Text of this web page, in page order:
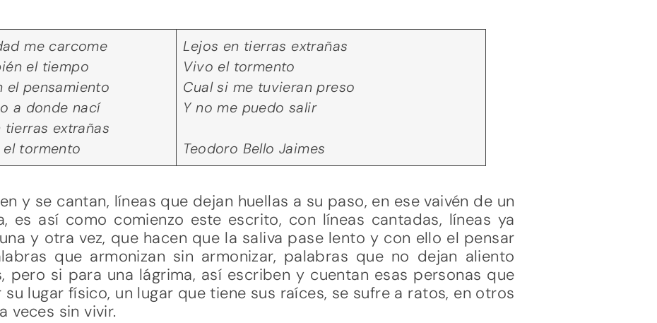
me carcome
el tiempo
el pensamiento
a donde nací
tierras extrañas
el tormento
Lejos en tierras extrañas
Vivo el tormento
Cual si me tuvieran preso
Y no me puedo salir
Teodoro Bello Jaimes
y se cantan, líneas que dejan huellas a su paso, en ese vaivén de un
es así como comienzo este escrito, con líneas cantadas, líneas ya
y otra vez, que hacen que la saliva pase lento y con ello el pensar
que armonizan sin armonizar, palabras que no dejan aliento
pero si para una lágrima, así escriben y cuentan esas personas que
lugar físico, un lugar que tiene sus raíces, se sufre a ratos, en otros
veces sin vivir.